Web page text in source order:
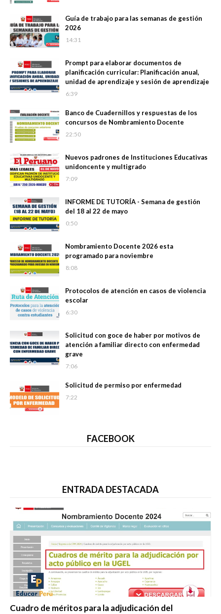
Guía de trabajo para las semanas de gestión
2026
14:31
Prompt para elaborar documentos de
planificación curricular: Planificación anual,
unidad de aprendizaje y sesión de aprendizaje
6:39
Banco de Cuadernillos y respuestas de los
concursos de Nombramiento Docente
22:50
Nuevos padrones de Instituciones Educativas
unidoncente y multigrado
7:09
INFORME DE TUTORÍA - Semana de gestión
del 18 al 22 de mayo
0:50
Nombramiento Docente 2026 esta
programado para noviembre
8:08
Protocolos de atención en casos de violencia
escolar
6:30
Solicitud con goce de haber por motivos de
atención a familiar directo con enfermedad
grave
7:06
Solicitud de permiso por enfermedad
7:22
FACEBOOK
ENTRADA DESTACADA
Cuadro de méritos para la adjudicación del